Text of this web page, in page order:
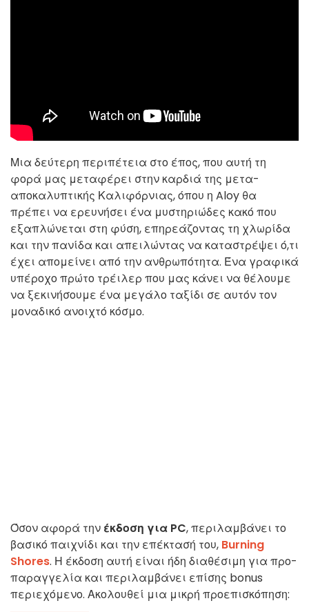
Μια δεύτερη περιπέτεια στο έπος, που αυτή τη
φορά μας μεταφέρει στην καρδιά της μετα-
αποκαλυπτικής Καλιφόρνιας, όπου η Aloy θα
πρέπει να ερευνήσει ένα μυστηριώδες κακό που
εξαπλώνεται στη φύση, επηρεάζοντας τη χλωρίδα
και την πανίδα και απειλώντας να καταστρέψει ό,τι
έχει απομείνει από την ανθρωπότητα. Ένα γραφικά
υπέροχο πρώτο τρέιλερ που μας κάνει να θέλουμε
να ξεκινήσουμε ένα μεγάλο ταξίδι σε αυτόν τον
μοναδικό ανοιχτό κόσμο.
Όσον αφορά την έκδοση για PC, περιλαμβάνει το
βασικό παιχνίδι και την επέκτασή του, Burning
Shores. Η έκδοση αυτή είναι ήδη διαθέσιμη για προ-
παραγγελία και περιλαμβάνει επίσης bonus
περιεχόμενο. Ακολουθεί μια μικρή προεπισκόπηση: